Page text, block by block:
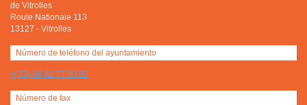
de Vitrolles
Route Nationale 113
13127 - Vitrolles
Número de teléfono del ayuntamiento
+(33) 04 42 77 90 00
Número de fax